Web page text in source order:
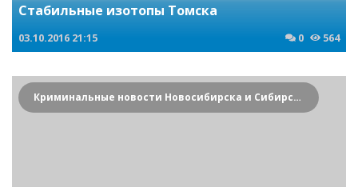
Стабильные изотопы Томска
03.10.2016 21:15 0 564
Криминальные новости Новосибирска и Сибирского региона